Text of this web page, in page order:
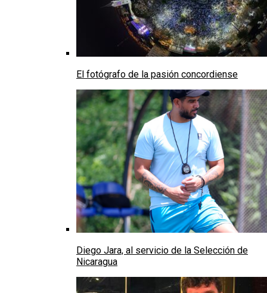
El fotógrafo de la pasión concordiense
Diego Jara, al servicio de la Selección de
Nicaragua